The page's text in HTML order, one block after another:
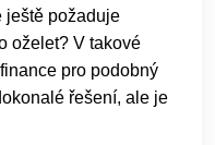
ještě požaduje
oželet? V takové
pro podobný
řešení, ale je